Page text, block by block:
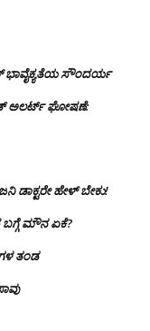
ಭಾವೈಕ್ಯತೆಯ ಸೌಂದರ್ಯ
ಅಲರ್ಟ್ ಘೋಷಣೆ:
ಡಾಕ್ಟರೇ ಹೇಳ್ ಬೇಕು!
ಬಗ್ಗೆ ಮೌನ ಏಕೆ?
ತಂಡ